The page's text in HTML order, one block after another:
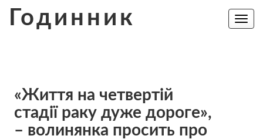
Годинник
Toggle
«Життя на четвертій
стадії раку дуже дороге»,
– волинянка просить про